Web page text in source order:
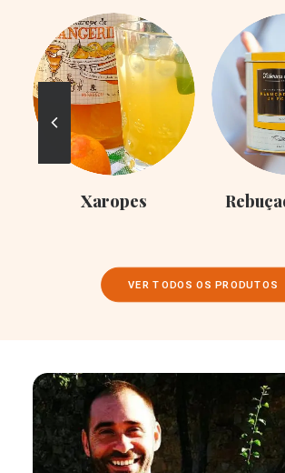
Xaropes
VER TODOS OS PRODUTOS